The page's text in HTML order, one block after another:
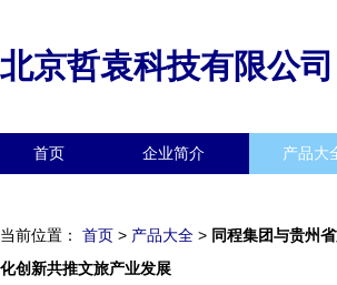
北京哲袁科技有限公司
首页 企业简介 产品大
当前位置： 首页 > 产品大全 > 同程集团与贵州
化创新共推文旅产业发展